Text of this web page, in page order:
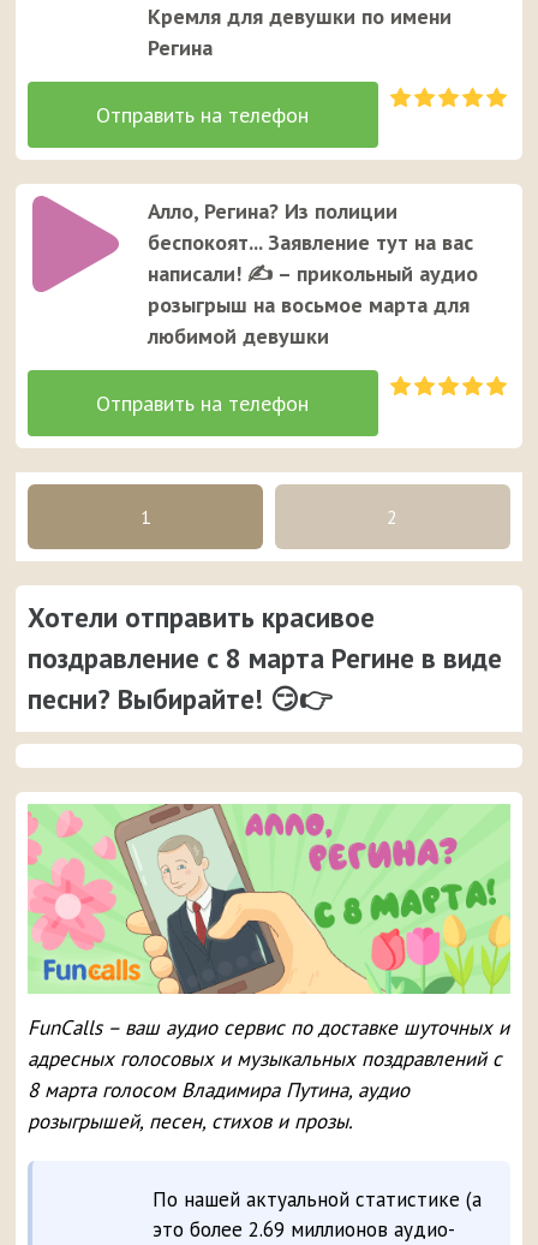
Кремля для девушки по имени
Регина
Алло, Регина? Из полиции
беспокоят... Заявление тут на вас
написали! ✍ – прикольный аудио
розыгрыш на восьмое марта для
любимой девушки
1 2
Хотели отправить красивое
поздравление с 8 марта Регине в виде
песни? Выбирайте! 😏👉
FunCalls – ваш аудио сервис по доставке шуточных и
адресных голосовых и музыкальных поздравлений с
8 марта голосом Владимира Путина, аудио
розыгрышей, песен, стихов и прозы.
По нашей актуальной статистике (а
это более 2.69 миллионов аудио-